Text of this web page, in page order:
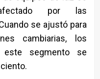
por las
se ajustó para
cambiarias, los
este segmento se